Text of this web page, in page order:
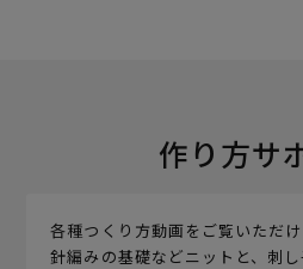
作り方サ
各種つくり方動画をご覧いただ
針編みの基礎などニットと、刺